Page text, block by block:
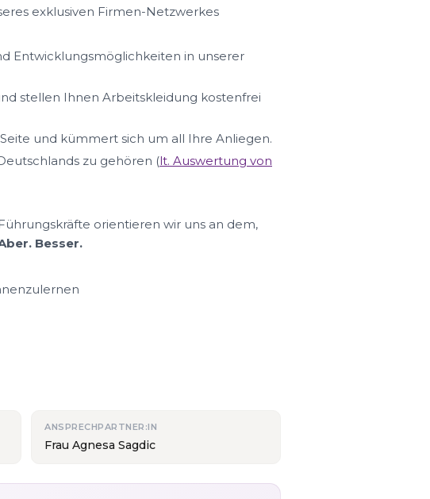
exklusiven Firmen-Netzwerkes
Entwicklungsmöglichkeiten in unserer
stellen Ihnen Arbeitskleidung kostenfrei
und kümmert sich um all Ihre Anliegen.
zu gehören (lt. Auswertung von
orientieren wir uns an dem,
Besser.
ANSPRECHPARTNER:IN
Frau Agnesa Sagdic